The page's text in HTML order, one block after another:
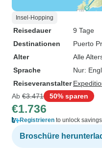
Insel-Hopping
Reisedauer
9 Tage
Destinationen
Puerto
Alter
Alle
Sprache
Nur:
Reiseveranstalter
Ab €3.471 50% sparen
€1.736
Registrieren to unlock savings
Broschüre